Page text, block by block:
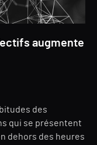
augmente
des
qui se présentent
dehors des heures